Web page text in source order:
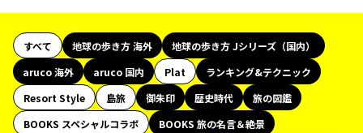
すべて 地球の歩き方 海外
地球の歩き方 Jシリーズ（国内）
aruco 海外
aruco 国内 Plat
ランキング&テクニック
Resort Style
島旅 御朱印 歴史時代
旅の図鑑
BOOKS スペシャルコラボ
BOOKS 旅の名言＆絶景